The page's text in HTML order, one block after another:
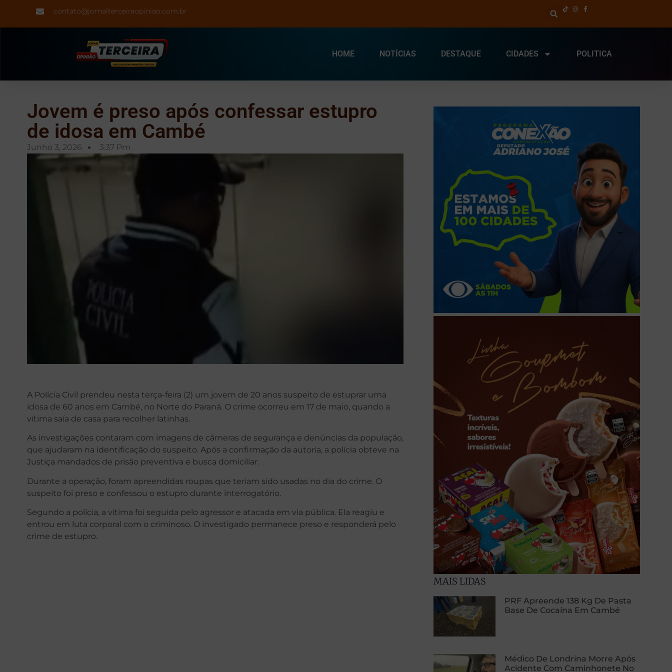
contato@jornalterceiraopiniao.com.br
HOME NOTÍCIAS DESTAQUE CIDADES POLITICA
Jovem é preso após confessar estupro
de idosa em Cambé
Junho 3, 2026 3:37 Pm
A Polícia Civil prendeu nesta terça-feira (2) um jovem de 20 anos suspeito de estuprar uma
idosa de 60 anos em Cambé, no Norte do Paraná. O crime ocorreu em 17 de maio, quando a
vítima saía de casa para recolher latinhas.
As investigações contaram com imagens de câmeras de segurança e denúncias da população,
que ajudaram na identificação do suspeito. Após a confirmação da autoria, a polícia obteve na
Justiça mandados de prisão preventiva e busca domiciliar.
Durante a operação, foram apreendidas roupas que teriam sido usadas no dia do crime. O
suspeito foi preso e confessou o estupro durante interrogatório.
Segundo a polícia, a vítima foi seguida pelo agressor e atacada em via pública. Ela reagiu e
entrou em luta corporal com o criminoso. O investigado permanece preso e responderá pelo
crime de estupro.
MAIS LIDAS
PRF Apreende 138 Kg De Pasta
Base De Cocaína Em Cambé
Médico De Londrina Morre Após
Acidente Com Caminhonete No